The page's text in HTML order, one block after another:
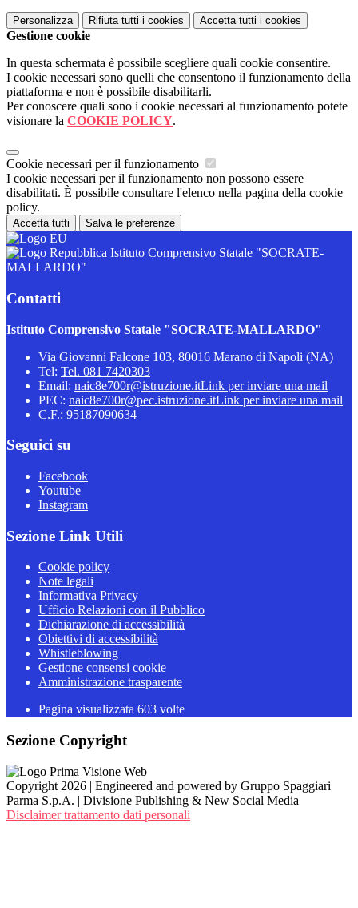
Personalizza Rifiuta tutti i cookies Accetta tutti i cookies
Gestione cookie
In questa schermata è possibile scegliere quali cookie consentire.
I cookie necessari sono quelli che consentono il funzionamento della
piattaforma e non è possibile disabilitarli.
Per conoscere quali sono i cookie necessari al funzionamento potete
visionare la COOKIE POLICY.
Cookie necessari per il funzionamento
I cookie necessari per il funzionamento non possono essere
disabilitati. È possibile consultare l'elenco nella pagina della cookie
policy.
Accetta tutti Salva le preferenze
Istituto Comprensivo Statale "SOCRATE-
MALLARDO"
Contatti
Istituto Comprensivo Statale "SOCRATE-MALLARDO"
Via Giovanni Falcone 103, 80016 Marano di Napoli (NA)
Tel: Tel. 081 7420303
Email: naic8e700r@istruzione.itLink per inviare una mail
PEC: naic8e700r@pec.istruzione.itLink per inviare una mail
C.F.: 95187090634
Seguici su
Facebook
Youtube
Instagram
Sezione Link Utili
Cookie policy
Note legali
Informativa Privacy
Ufficio Relazioni con il Pubblico
Dichiarazione di accessibilità
Obiettivi di accessibilità
Whistleblowing
Gestione consensi cookie
Amministrazione trasparente
Pagina visualizzata 603 volte
Sezione Copyright
Copyright 2026 | Engineered and powered by Gruppo Spaggiari
Parma S.p.A. | Divisione Publishing & New Social Media
Disclaimer trattamento dati personali